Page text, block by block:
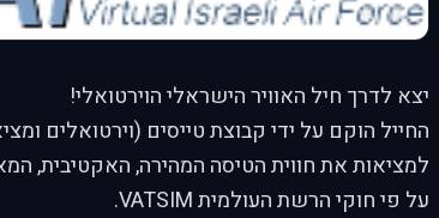
יצא לדרך חיל האוויר הישראלי הוירטואלי!
החייל הוקם על ידי קבוצת טייסים (וירטואלים
למציאות את חווית הטיסה המהירה, האקטיבית,
על פי חוקי הרשת העולמית VATSIM.